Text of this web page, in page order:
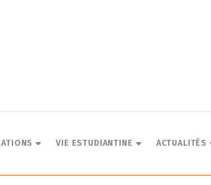
VIE ESTUDIANTINE ACTUALITÉS